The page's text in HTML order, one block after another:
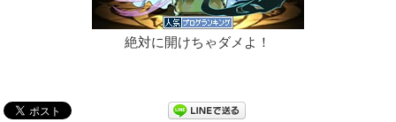
絶対に開けちゃダメよ！